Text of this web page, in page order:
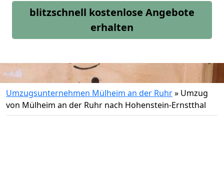
blitzschnell kostenlose Angebote
erhalten
Umzugsunternehmen Mülheim an der Ruhr» Umzug
von Mülheim an der Ruhr nach Hohenstein-Ernstthal